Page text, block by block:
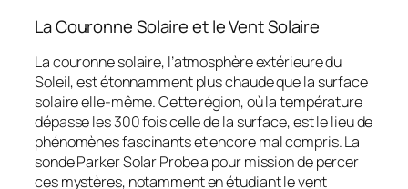
La Couronne Solaire et le Vent Solaire
La couronne solaire, l’atmosphère extérieure du
Soleil, est étonnamment plus chaude que la surface
solaire elle-même. Cette région, où la température
dépasse les 300 fois celle de la surface, est le lieu de
phénomènes fascinants et encore mal compris. La
sonde Parker Solar Probe a pour mission de percer
ces mystères, notamment en étudiant le vent